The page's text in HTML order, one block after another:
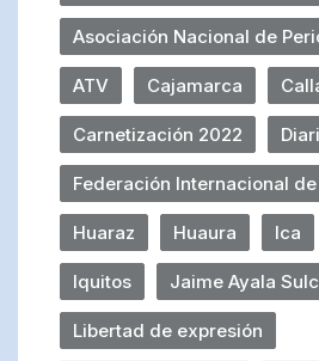
Asociación Nacional de
ATV Cajamarca
Carnetización 2022
Federación Internacional
Huaraz Huaura Ica
Iquitos Jaime Ayala
Libertad de expresión